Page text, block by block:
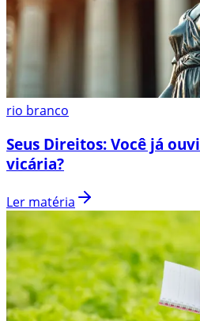
rio branco
Seus Direitos: Você já
vicária?
Ler matéria